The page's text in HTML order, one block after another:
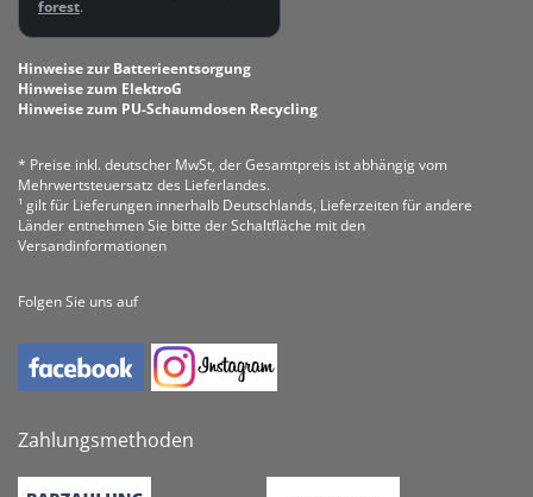
forest.
Hinweise zur Batterieentsorgung
Hinweise zum ElektroG
Hinweise zum PU-Schaumdosen Recycling
* Preise inkl. deutscher MwSt, der Gesamtpreis ist abhängig vom
Mehrwertsteuersatz des Lieferlandes.
¹ gilt für Lieferungen innerhalb Deutschlands, Lieferzeiten für andere
Länder entnehmen Sie bitte der Schaltfläche mit den
Versandinformationen
Folgen Sie uns auf
Zahlungsmethoden